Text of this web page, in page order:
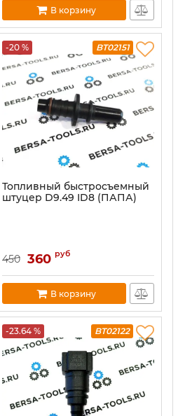
В корзину
-20 % BT02151
Топливный быстросъемный
штуцер D9.49 ID8 (ПАПА)
450 360 руб
В корзину
-23.64 % BT02122